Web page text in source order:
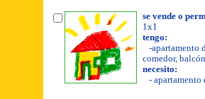
se vende o
1x1
tengo:
-apartamento
comedor,
necesito:
- apartamento